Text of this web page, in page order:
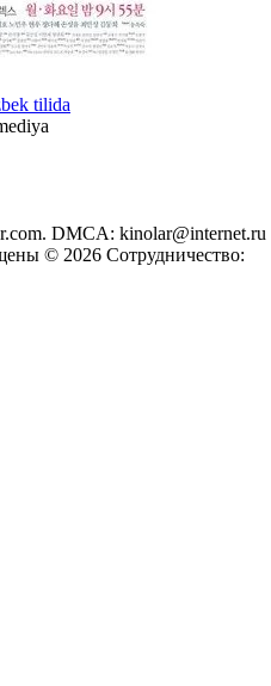
tilida
DMCA: kinolar@internet.ru
© 2026 Сотрудничество: